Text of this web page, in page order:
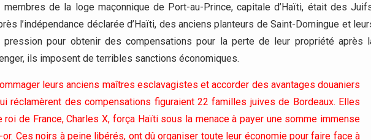
de la loge maçonnique de Port-au-Prince, capitale d’Haïti, était des
l’indépendance déclarée d’Haïti, des anciens planteurs de Saint-Domingue et
pression pour obtenir des compensations pour la perte de leur propriété après
ils imposent de terribles sanctions économiques.
leurs anciens maîtres esclavagistes et accorder des avantages douaniers
réclamèrent des compensations figuraient 22 familles juives de Bordeaux. Elles
de France, Charles X, força Haïti sous la menace à payer une somme immense
Ces noirs à peine libérés, ont dû organiser toute leur économie pour faire face à